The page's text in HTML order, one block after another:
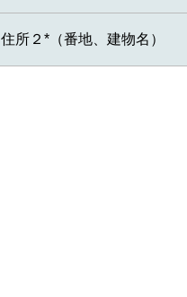
住所２*（番地、建物名）